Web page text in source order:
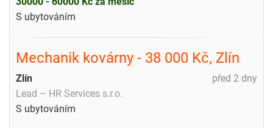
S ubytováním
Mechanik kovárny - 38 000 Kč, Zlín
před 2 dny
Zlín
Lead – HR Services s.r.o.
S ubytováním